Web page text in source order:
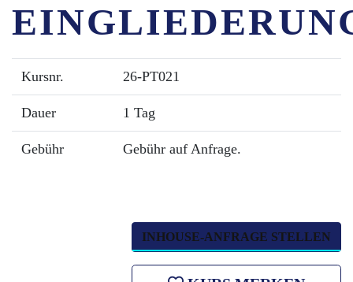
Kursnr. 26-PT021
Dauer 1 Tag
Gebühr Gebühr auf Anfrage.
INHOUSE-ANFRAGE STELLEN